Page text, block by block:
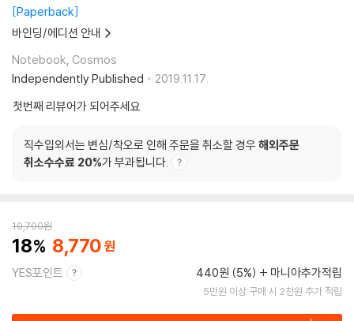
Paperback
바인딩/에디션 안내
Notebook, Cosmos
Independently Published
2019.11.17.
첫번째 리뷰어가 되어주세요
직수입외서는 변심/착오로 인해 주문을 취소할 경우 해외주문
취소수수료 20%가 부과됩니다.
10,700원
18 8,770
YES포인트 440원 (5%) 마니아추가적립
5만원 이상 구매 시 2천원 추가 적립